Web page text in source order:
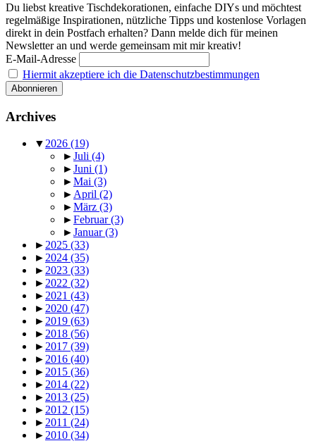
Du liebst kreative Tischdekorationen, einfache DIYs und möchtest
regelmäßige Inspirationen, nützliche Tipps und kostenlose Vorlagen
direkt in dein Postfach erhalten? Dann melde dich für meinen
Newsletter an und werde gemeinsam mit mir kreativ!
E-Mail-Adresse
Hiermit akzeptiere ich die Datenschutzbestimmungen
Archives
▼ 2026 (19)
►Juli (4)
►Juni (1)
►Mai (3)
► April (2)
►März (3)
►Februar(3)
►Januar(3)
► 2025 (33)
► 2024 (35)
► 2023 (33)
► 2022 (32)
► 2021 (43)
► 2020 (47)
► 2019 (63)
► 2018 (56)
► 2017 (39)
► 2016 (40)
► 2015 (36)
► 2014 (22)
► 2013 (25)
► 2012 (15)
► 2011 (24)
► 2010 (34)